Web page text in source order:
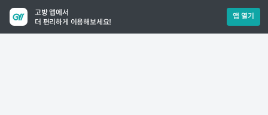
고방 앱에서
더 편리하게 이용해보세요!
앱 열기